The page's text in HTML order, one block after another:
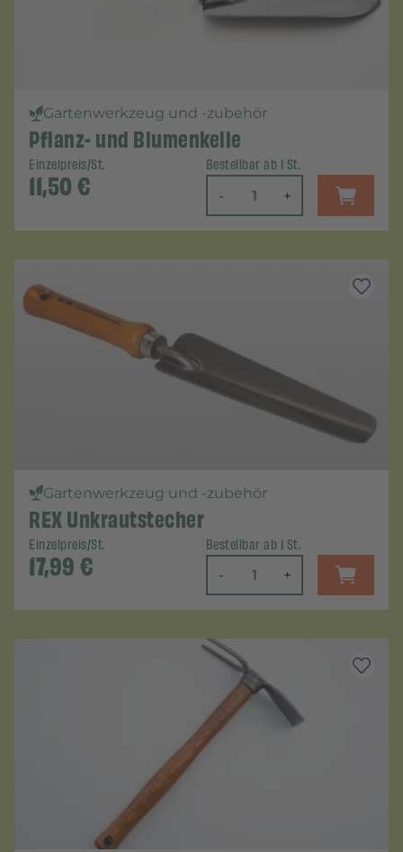
Gartenwerkzeug und -zubehör
Pflanz- und Blumenkelle
Einzelpreis/St.
11,50€
Bestellbar ab 1 St.
- +
Gartenwerkzeug und -zubehör
REX Unkrautstecher
Einzelpreis/St.
17,99€
Bestellbar ab 1 St.
- +